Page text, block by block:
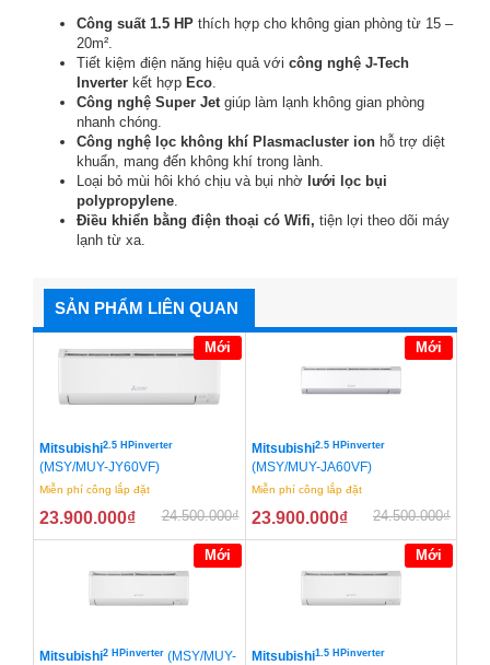
Công suất 1.5 HP thích hợp cho không gian phòng từ 15 –
20m².
Tiết kiệm điện năng hiệu quả với công nghệ J-Tech
Inverter kết hợp Eco.
Công nghệ Super Jetgiúp làm lạnh không gian phòng
nhanh chóng.
Công nghệ lọc không khí Plasmacluster ion hỗ trợ diệt
khuẩn, mang đến không khí trong lành.
Loại bỏ mùi hôi khó chịu và bụi nhờ lưới lọc bụi
polypropylene.
Điều khiển bằng điện thoại có Wifi, tiện lợi theo dõi máy
lạnh từ xa.
SẢN PHẨM LIÊN QUAN
Mới
Mitsubishi2.5 HPinverter
(MSY/MUY-JY60VF)
Miễn phí công lắp đặt
23.900.000₫ 24.500.000₫
Mới
Mitsubishi2.5 HPinverter
(MSY/MUY-JA60VF)
Miễn phí công lắp đặt
23.900.000₫ 24.500.000₫
Mới
Mitsubishi2 HPinverter (MSY/MUY-
Mới
Mitsubishi1.5 HPinverter